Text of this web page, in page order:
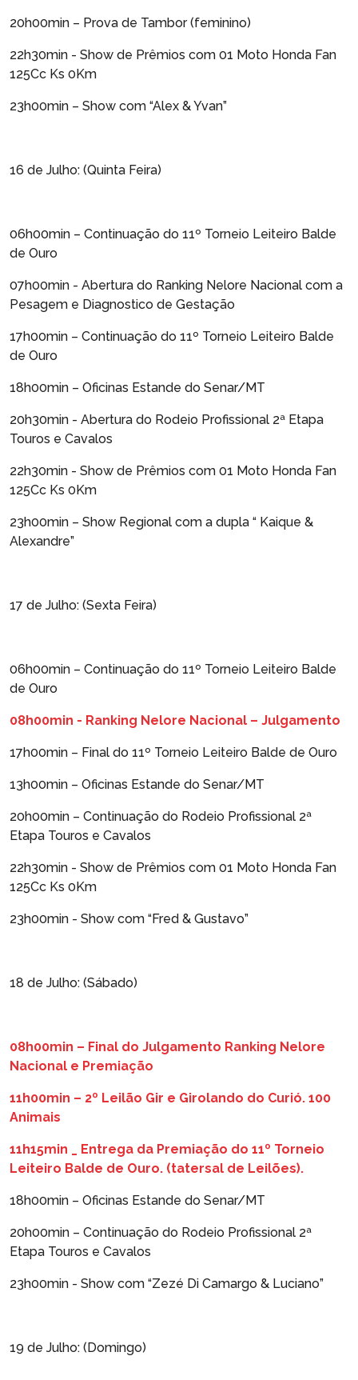
20h00min – Prova de Tambor (feminino)
22h30min - Show de Prêmios com 01 Moto Honda Fan
125Cc Ks 0Km
23h00min – Show com “Alex & Yvan”
16 de Julho: (Quinta Feira)
06h00min – Continuação do 11º Torneio Leiteiro Balde
de Ouro
07h00min - Abertura do Ranking Nelore Nacional com a
Pesagem e Diagnostico de Gestação
17h00min – Continuação do 11º Torneio Leiteiro Balde
de Ouro
18h00min – Oficinas Estande do Senar/MT
20h30min - Abertura do Rodeio Profissional 2ª Etapa
Touros e Cavalos
22h30min - Show de Prêmios com 01 Moto Honda Fan
125Cc Ks 0Km
23h00min – Show Regional com a dupla “ Kaique &
Alexandre”
17 de Julho: (Sexta Feira)
06h00min – Continuação do 11º Torneio Leiteiro Balde
de Ouro
08h00min - Ranking Nelore Nacional – Julgamento
17h00min – Final do 11º Torneio Leiteiro Balde de Ouro
13h00min – Oficinas Estande do Senar/MT
20h00min – Continuação do Rodeio Profissional 2ª
Etapa Touros e Cavalos
22h30min - Show de Prêmios com 01 Moto Honda Fan
125Cc Ks 0Km
23h00min - Show com “Fred & Gustavo”
18 de Julho: (Sábado)
08h00min – Final do Julgamento Ranking Nelore
Nacional e Premiação
11h00min – 2º Leilão Gir e Girolando do Curió. 100
Animais
11h15min _ Entrega da Premiação do 11º Torneio
Leiteiro Balde de Ouro. (tatersal de Leilões).
18h00min – Oficinas Estande do Senar/MT
20h00min – Continuação do Rodeio Profissional 2ª
Etapa Touros e Cavalos
23h00min - Show com “Zezé Di Camargo & Luciano”
19 de Julho: (Domingo)